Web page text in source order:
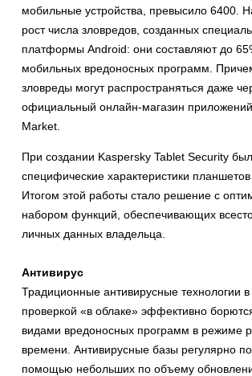
мобильные устройства, превысило 6400.
рост числа зловредов, созданных
платформы Android: они составляют до
мобильных вредоносных программ.
зловреды могут распространяться даже
официальный онлайн-магазин
Market.
При создании Kaspersky Tablet Security
специфические характеристики
Итогом этой работы стало решение c
набором функций, обеспечивающих
личных данных владельца.
Антивирус
Традиционные антивирусные технологии в
проверкой «в облаке» эффективно
видами вредоносных программ в режиме
времени. Антивирусные базы регулярно
помощью небольших по объему